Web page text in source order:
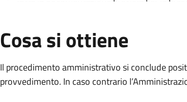
Cosa si ottiene
Il procedimento amministrativo si conclude
provvedimento. In caso contrario